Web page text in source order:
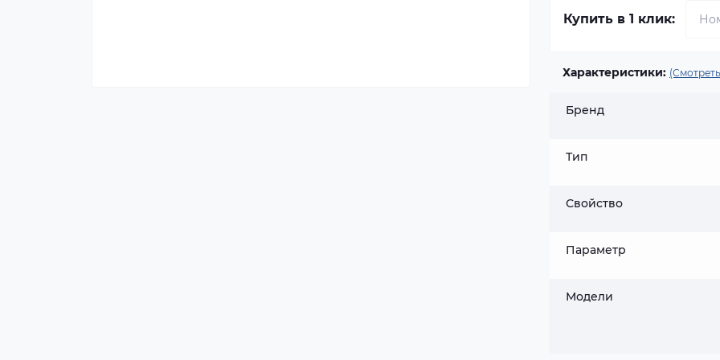
Купить в 1 клик:
Характеристики:
Бренд
Тип
Свойство
Параметр
Модели